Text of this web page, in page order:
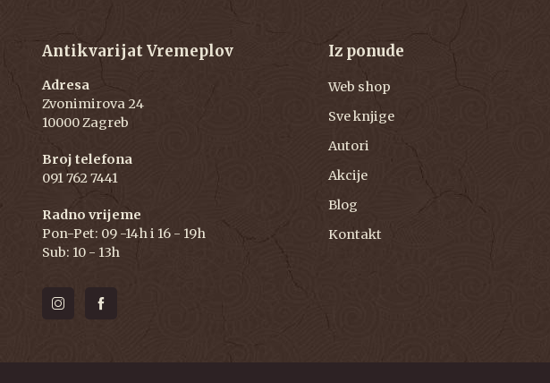
Antikvarijat Vremeplov
Adresa
Zvonimirova 24
10000 Zagreb
Broj telefona
091 762 7441
Radno vrijeme
Pon-Pet: 09 -14h i 16 - 19h
Sub: 10 - 13h
Iz ponude
Web shop
Sve knjige
Autori
Akcije
Blog
Kontakt